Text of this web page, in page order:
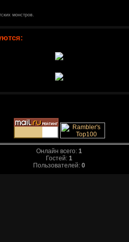
монстров.
Онлайн всего:1
Гостей:1
Пользователей:0